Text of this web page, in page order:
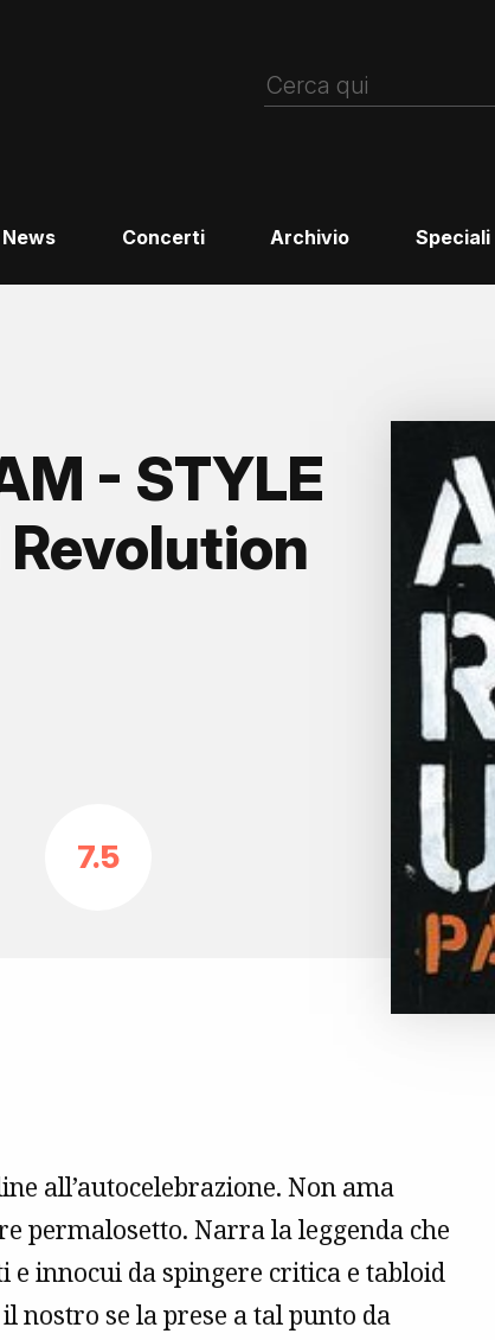
News Concerti Archivio Speciali
- STYLE
Revolution
7.5
all’autocelebrazione. Non ama
permalosetto. Narra la leggenda che
innocui da spingere critica e tabloid
il nostro se la prese a tal punto da